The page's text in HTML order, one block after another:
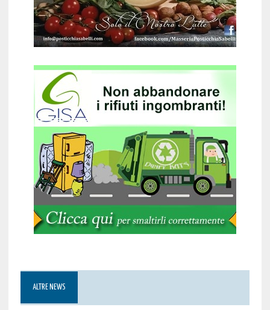
ALTRE NEWS